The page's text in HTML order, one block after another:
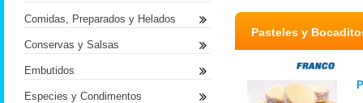
Pasteles y
Comidas, Preparados y Helados
Conservas y Salsas
Embutidos
Especies y Condimentos